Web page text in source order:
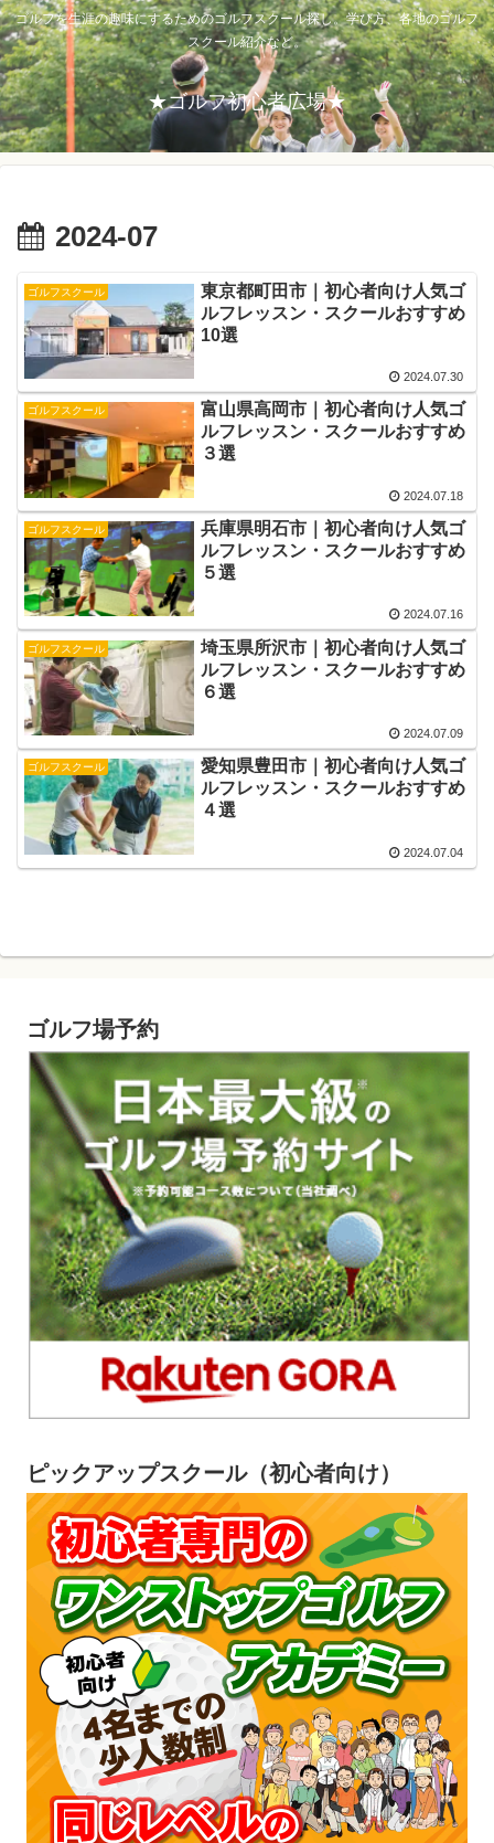
ゴルフを生涯の趣味にするためのゴルフスクール探し。学び方、各地のゴルフ
スクール紹介など。
★ゴルフ初心者広場★
2024-07
ゴルフスクール
東京都町田市｜初心者向け人気ゴ
ルフレッスン・スクールおすすめ
10選
2024.07.30
ゴルフスクール
富山県高岡市｜初心者向け人気ゴ
ルフレッスン・スクールおすすめ
３選
2024.07.18
ゴルフスクール
兵庫県明石市｜初心者向け人気ゴ
ルフレッスン・スクールおすすめ
５選
2024.07.16
ゴルフスクール
埼玉県所沢市｜初心者向け人気ゴ
ルフレッスン・スクールおすすめ
６選
2024.07.09
ゴルフスクール
愛知県豊田市｜初心者向け人気ゴ
ルフレッスン・スクールおすすめ
４選
2024.07.04
ゴルフ場予約
ピックアップスクール（初心者向け）